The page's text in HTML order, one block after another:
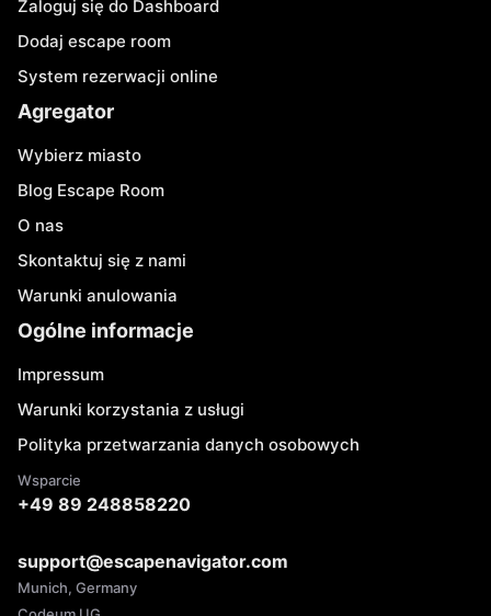
Zaloguj się do Dashboard
Dodaj escape room
System rezerwacji online
Agregator
Wybierz miasto
Blog Escape Room
O nas
Skontaktuj się z nami
Warunki anulowania
Ogólne informacje
Impressum
Warunki korzystania z usługi
Polityka przetwarzania danych osobowych
Wsparcie
+49 89 248858220
support@escapenavigator.com
Munich, Germany